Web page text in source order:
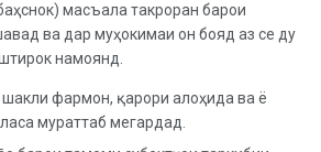
масъала такроран барои
ва дар муҳокимаи он бояд аз се ду
намоянд.
фармон, қарори алоҳида ва ё
мураттаб мегардад.